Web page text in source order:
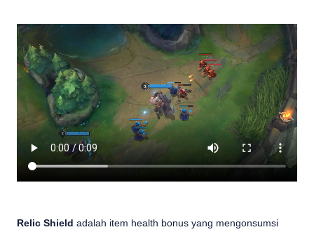
Relic Shield adalah item health bonus yang mengonsumsi